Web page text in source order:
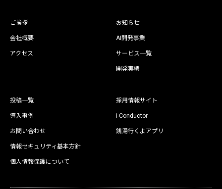
ご挨拶
会社概要
アクセス
お知らせ
AI開発事業
サービス一覧
開発実績
投稿一覧
導入事例
お問い合わせ
情報セキュリティ基本方針
個人情報保護について
採用情報サイト
i-Conductor
銭湯行くよアプリ